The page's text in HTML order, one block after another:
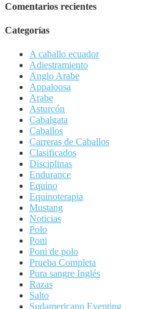
Comentarios recientes
Categorías
A caballo ecuador
Adiestramiento
Anglo Arabe
Appaloosa
Arabe
Asturcón
Cabalgata
Caballos
Carreras de Caballos
Clasificados
Disciplinas
Endurance
Equino
Equinoterapia
Mustang
Noticias
Polo
Poni
Poni de polo
Prueba Completa
Pura sangre Inglés
Razas
Salto
Sudamericano Eventing